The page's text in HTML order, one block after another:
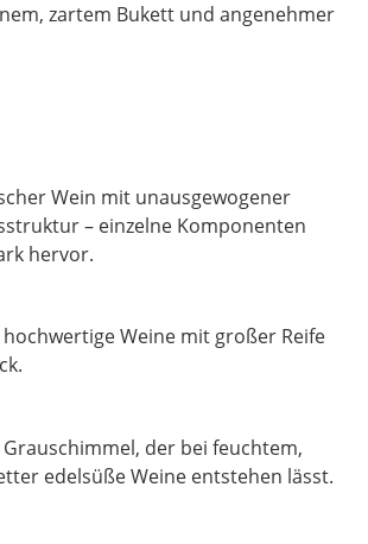
zartem Bukett und angenehmer
Wein mit unausgewogener
– einzelne Komponenten
hervor.
Weine mit großer Reife
der bei feuchtem,
edelsüße Weine entstehen lässt.